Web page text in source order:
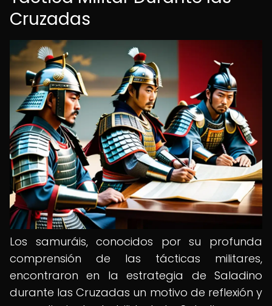
Cruzadas
Los samuráis, conocidos por su profunda
comprensión de las tácticas militares,
encontraron en la estrategia de Saladino
durante las Cruzadas un motivo de reflexión y